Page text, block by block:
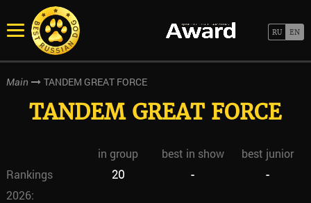
Main TANDEM GREAT FORCE
TANDEM GREAT FORCE
in group best in show
best junior
Rankings
2026:
20 - -